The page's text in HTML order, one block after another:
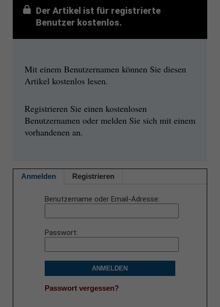
Der Artikel ist für registrierte
Benutzer kostenlos.
Mit einem Benutzernamen können Sie diesen
Artikel kostenlos lesen.
Registrieren Sie einen kostenlosen
Benutzernamen oder melden Sie sich mit einem
vorhandenen an.
Anmelden Registrieren
Benutzername oder Email-Adresse
Passwort
ANMELDEN
Passwort vergessen?